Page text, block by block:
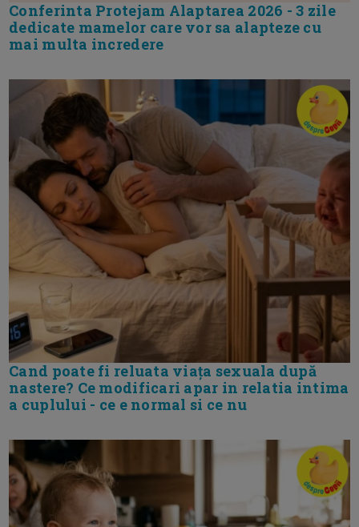
Conferinta Protejam Alaptarea 2026 - 3 zile
dedicate mamelor care vor sa alapteze cu
mai multa incredere
Cand poate fi reluata viața sexuala după
nastere? Ce modificari apar in relatia intima
a cuplului - ce e normal si ce nu